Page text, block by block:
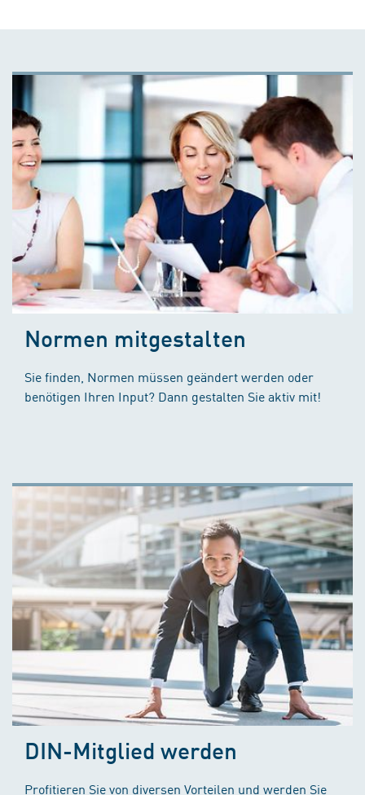
Normen mitgestalten
Sie finden, Normen müssen geändert werden oder
benötigen Ihren Input? Dann gestalten Sie aktiv mit!
DIN-Mitglied werden
Profitieren Sie von diversen Vorteilen und werden Sie